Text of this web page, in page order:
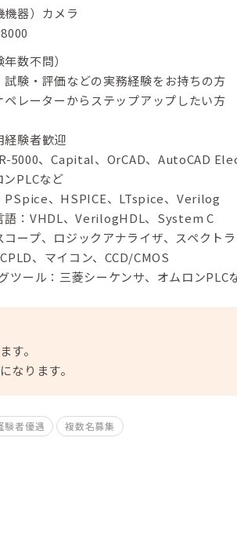
機器）カメラ
数不問）
試験・評価などの実務経験をお持ちの方
ペレーターからステップアップしたい方
験者歓迎
5000、Capital、OrCAD、AutoCAD
PLCなど
PSpice、HSPICE、LTspice、Verilog
語：VHDL、VerilogHDL、System C
ープ、ロジックアナライザ、スペクト
、マイコン、CCD/CMOS
ツール：三菱シーケンサ、オムロンPLC
す。
なります。
験者優遇 複数名募集